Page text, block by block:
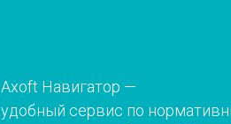
Axoft Навигатор —
удобный сервис по